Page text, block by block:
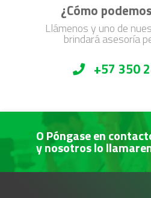
¿Cómo
Llámenos y uno de
brindará asesoría
+57 350
O Póngase en
y nosotros lo